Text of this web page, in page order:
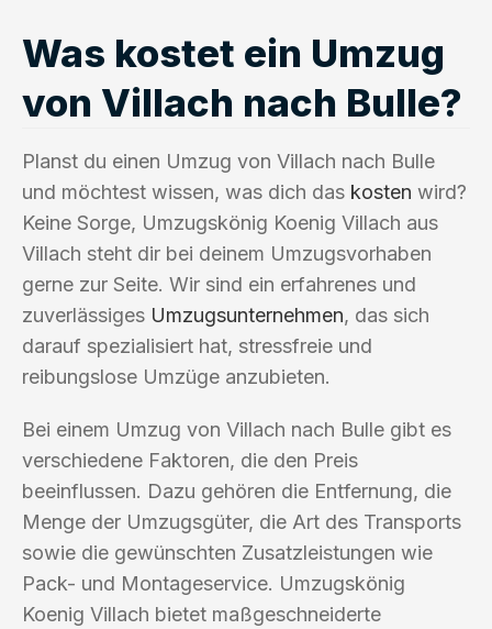
Was kostet ein Umzug
von Villach nach Bulle?
Planst du einen Umzug von Villach nach Bulle
und möchtest wissen, was dich das kosten wird?
Keine Sorge, Umzugskönig Koenig Villach aus
Villach steht dir bei deinem Umzugsvorhaben
gerne zur Seite. Wir sind ein erfahrenes und
zuverlässiges Umzugsunternehmen, das sich
darauf spezialisiert hat, stressfreie und
reibungslose Umzüge anzubieten.
Bei einem Umzug von Villach nach Bulle gibt es
verschiedene Faktoren, die den Preis
beeinflussen. Dazu gehören die Entfernung, die
Menge der Umzugsgüter, die Art des Transports
sowie die gewünschten Zusatzleistungen wie
Pack- und Montageservice. Umzugskönig
Koenig Villach bietet maßgeschneiderte